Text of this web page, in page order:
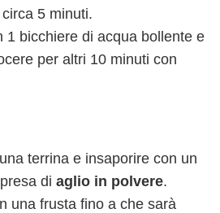
5 minuti.
1 bicchiere di acqua bollente e
per altri 10 minuti con
terrina e insaporire con un
di aglio in polvere.
una frusta fino a che sarà